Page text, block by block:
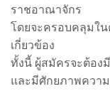
ราชอาณาจักร
โดยจะครอบคลุมใน
เกี่ยวข้อง
ทั้งนี้ ผู้สมัครจะต้อง
และมีศักยภาพควา